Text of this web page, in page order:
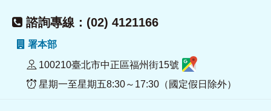
諮詢專線：(02) 4121166
署本部
100210臺北市中正區福州街15號
星期一至星期五8:30～17:30（國定假日除外）